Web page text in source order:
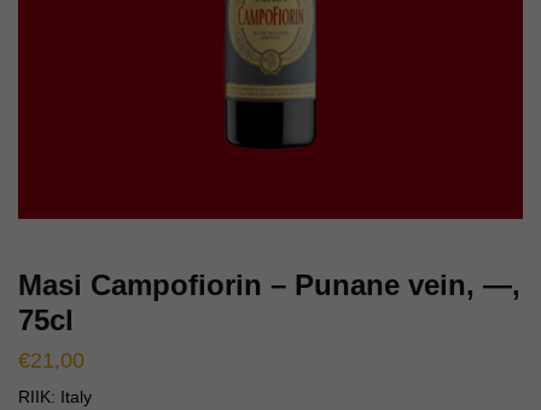
Masi Campofiorin – Punane vein, —,
75cl
€21,00
RIIK: Italy